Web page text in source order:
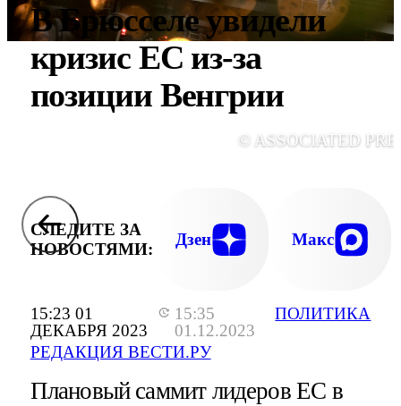
15:23 01
ДЕКАБРЯ 2023
15:35
01.12.2023
РЕДАКЦИЯ ВЕСТИ.РУ
ПОЛИТИКА
В Брюсселе увидели
кризис ЕС из-за
позиции Венгрии
© ASSOCIATED
СЛЕДИТЕ ЗА
НОВОСТЯМИ:
Дзен Макс
Плановый саммит лидеров ЕС в